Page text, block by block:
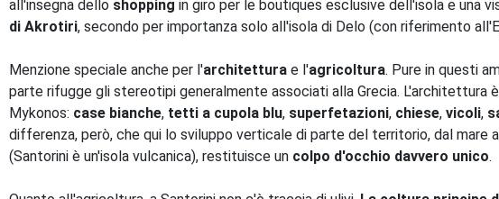
all'insegna dello shopping in giro per le boutiques esclusive dell'isola e una
di Akrotiri, secondo per importanza solo all'isola di Delo (con riferimento
Menzione speciale anche per l'architettura e l'agricoltura. Pure in questi
parte rifugge gli stereotipi generalmente associati alla Grecia. L'architettura
Mykonos: case bianche, tetti a cupola blu, superfetazioni, chiese, vicoli,
differenza, però, che qui lo sviluppo verticale di parte del territorio, dal mare
(Santorini è un'isola vulcanica), restituisce un colpo d'occhio davvero unico.